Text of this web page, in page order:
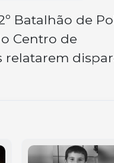
Batalhão de
Centro de
relatarem